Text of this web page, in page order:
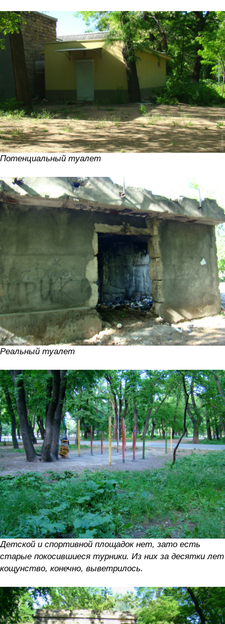
Потенциальный туалет
Реальный туалет
Детской и спортивной площадок нет, зато есть
старые покосившиеся турники. Из них за десятки лет
кощунство, конечно, выветрилось.